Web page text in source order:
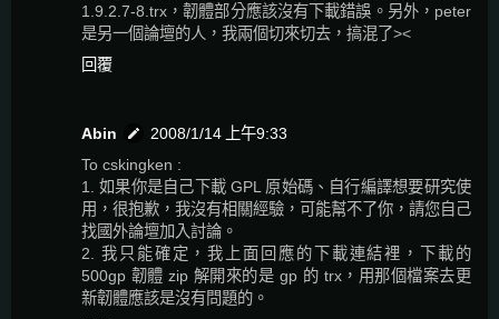
1.9.2.7-8.trx，韌體部分應該沒有下載錯誤。另外，peter
是另一個論壇的人，我兩個切來切去，搞混了><
回覆
Abin
2008/1/14 上午9:33
To cskingken :
1. 如果你是自己下載 GPL 原始碼、自行編譯想要研究使
用，很抱歉，我沒有相關經驗，可能幫不了你，請您自己
找國外論壇加入討論。
2. 我只能確定，我上面回應的下載連結裡，下載的
500gp 韌體 zip 解開來的是 gp 的 trx，用那個檔案去更
新韌體應該是沒有問題的。